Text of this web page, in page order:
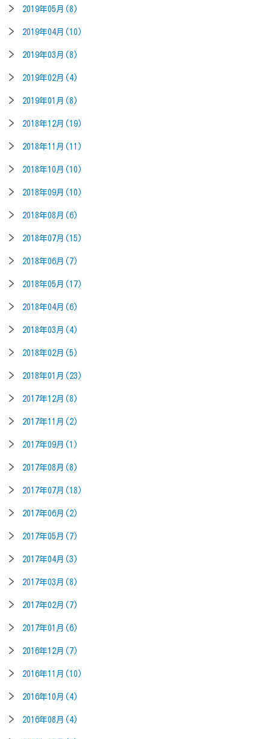
2019年05月(8)
2019年04月(10)
2019年03月(8)
2019年02月(4)
2019年01月(8)
2018年12月(19)
2018年11月(11)
2018年10月(10)
2018年09月(10)
2018年08月(6)
2018年07月(15)
2018年06月(7)
2018年05月(17)
2018年04月(6)
2018年03月(4)
2018年02月(5)
2018年01月(23)
2017年12月(8)
2017年11月(2)
2017年09月(1)
2017年08月(8)
2017年07月(18)
2017年06月(2)
2017年05月(7)
2017年04月(3)
2017年03月(8)
2017年02月(7)
2017年01月(6)
2016年12月(7)
2016年11月(10)
2016年10月(4)
2016年08月(4)